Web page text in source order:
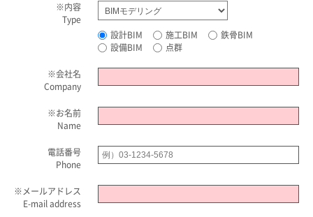
※内容
Type
設計BIM
施工BIM
鉄骨BIM
設備BIM
点群
※会社名
Company
※お名前
Name
電話番号
Phone
※メールアドレス
E-mail address